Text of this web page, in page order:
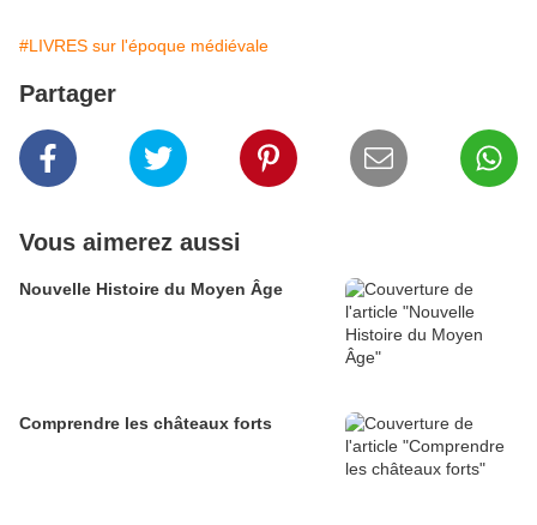
#LIVRES sur l'époque médiévale
Partager
Vous aimerez aussi
Nouvelle Histoire du Moyen Âge
Comprendre les châteaux forts